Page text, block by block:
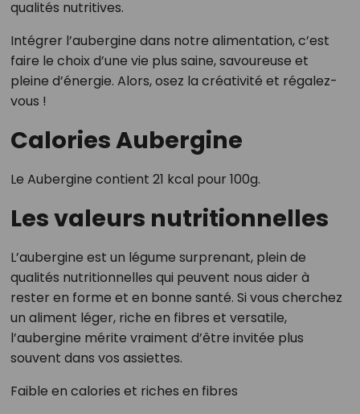
qualités nutritives.
Intégrer l’aubergine dans notre alimentation, c’est
faire le choix d’une vie plus saine, savoureuse et
pleine d’énergie. Alors, osez la créativité et régalez-
vous !
Calories Aubergine
Le Aubergine contient 21 kcal pour 100g.
Les valeurs nutritionnelles
L’aubergine est un légume surprenant, plein de
qualités nutritionnelles qui peuvent nous aider à
rester en forme et en bonne santé. Si vous cherchez
un aliment léger, riche en fibres et versatile,
l’aubergine mérite vraiment d’être invitée plus
souvent dans vos assiettes.
Faible en calories et riches en fibres